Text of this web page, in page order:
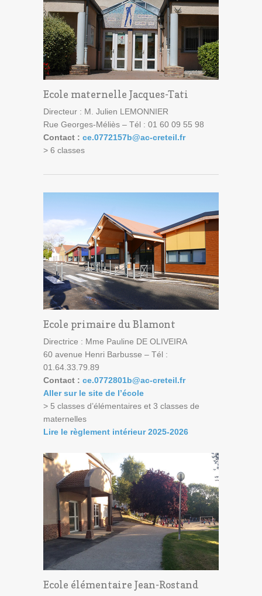
Ecole maternelle Jacques-Tati
Directeur : M. Julien LEMONNIER
Rue Georges-Méliès – Tél : 01 60 09 55 98
Contact : ce.0772157b@ac-creteil.fr
> 6 classes
Ecole primaire du Blamont
Directrice : Mme Pauline DE OLIVEIRA
60 avenue Henri Barbusse – Tél :
01.64.33.79.89
Contact : ce.0772801b@ac-creteil.fr
Aller sur le site del’école
> 5 classes d’élémentaires et 3 classes de
maternelles
Lire le règlement intérieur 2025-2026
Ecole élémentaire Jean-Rostand